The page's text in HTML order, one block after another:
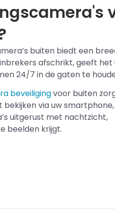
buiten biedt een
afschrikt, geeft het
24/7 in de gaten te
beveiligingvoor buiten
via uw
uitgerust met nachtzicht,
beelden krijgt.